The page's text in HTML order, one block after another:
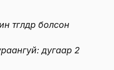
төгөлдөр болсон
дугаар 2